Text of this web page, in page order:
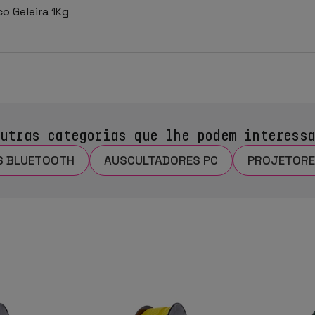
Geleira 1Kg
categorias que lhe podem
BLUETOOTH AUSCULTADORES PC